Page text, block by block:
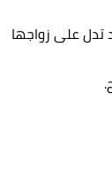
تدل على زواجها